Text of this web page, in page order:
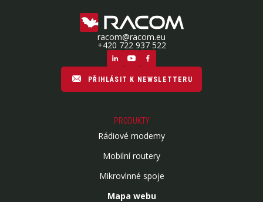
racom@racom.eu
+420 722 937 522
PŘIHLÁSIT K NEWSLETTERU
PRODUKTY
Rádiové modemy
Mobilní routery
Mikrovlnné spoje
Mapa webu